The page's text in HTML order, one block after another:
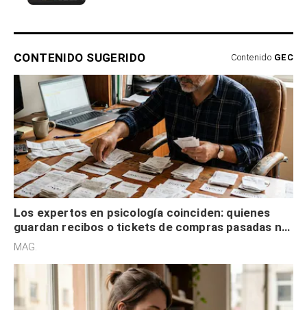
CONTENIDO SUGERIDO Contenido GEC
Los expertos en psicología coinciden: quienes
guardan recibos o tickets de compras pasadas no
son acumuladores, sino que tienen necesidad de
MAG.